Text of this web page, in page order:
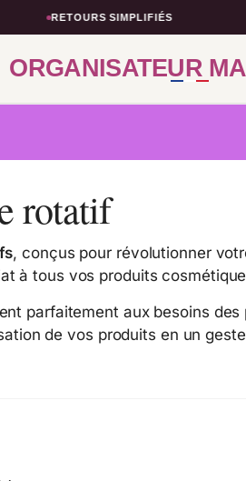
RETOURS SIMPLIFIÉS
ORGANISATEUR
rotatif​
, conçus pour révolutionner
à tous vos produits
parfaitement aux besoins
de vos produits en un